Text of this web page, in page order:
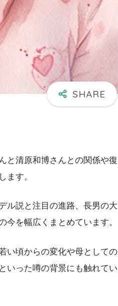
と清原和博さんとの関係や復
ます。
ル説と注目の進路、長男の大
を幅広くまとめています。
い頃からの変化や母としての
いった噂の背景にも触れてい